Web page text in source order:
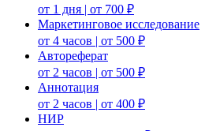
от 1 дня | от 700 ₽
Маркетинговое исследование
от 4 часов | от 500 ₽
Автореферат
от 2 часов | от 500 ₽
Аннотация
от 2 часов | от 400 ₽
НИР